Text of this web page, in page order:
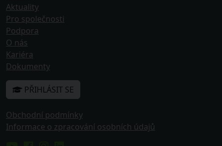
Aktuality
Pro společnosti
Podpora
O nás
Kariéra
Dokumenty
PŘIHLÁSIT SE
Obchodní podmínky
Informace o zpracování osobních údajů